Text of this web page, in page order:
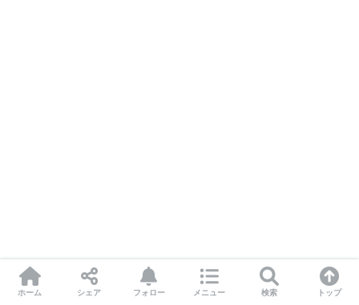
ホーム シェア フォロー メニュー 検索 トップ